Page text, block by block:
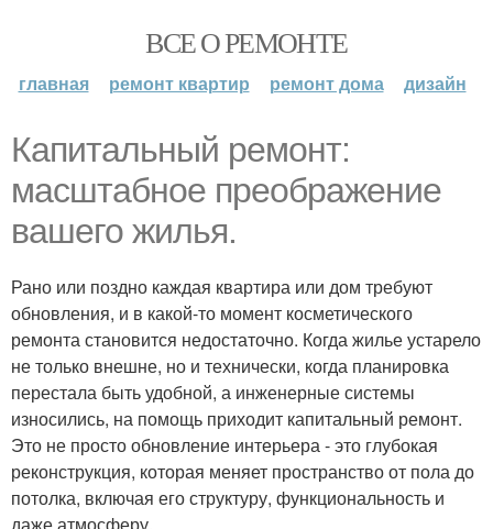
ВСЕ О РЕМОНТЕ
главная ремонт квартир ремонт дома дизайн
Капитальный ремонт:
масштабное преображение
вашего жилья.
Рано или поздно каждая квартира или дом требуют
обновления, и в какой-то момент косметического
ремонта становится недостаточно. Когда жилье устарело
не только внешне, но и технически, когда планировка
перестала быть удобной, а инженерные системы
износились, на помощь приходит капитальный ремонт.
Это не просто обновление интерьера - это глубокая
реконструкция, которая меняет пространство от пола до
потолка, включая его структуру, функциональность и